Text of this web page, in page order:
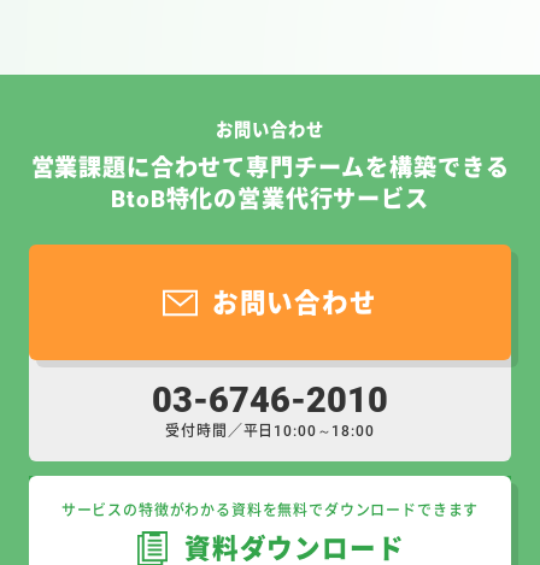
お問い合わせ
営業課題に合わせて専門チームを構築できる
BtoB特化の営業代行サービス
お問い合わせ
03-6746-2010
受付時間／平日10:00～18:00
サービスの特徴がわかる資料を無料でダウンロードできます
資料ダウンロード